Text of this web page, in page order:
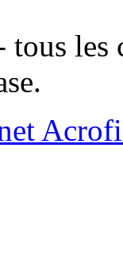
les